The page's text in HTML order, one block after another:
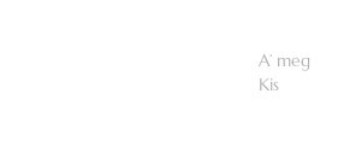
A’ meg
Kis